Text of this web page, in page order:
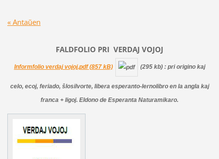
« Antaŭen
FALDFOLIO PRI VERDAJ VOJOJ
Informfolio verdaj vojoj.pdf (857 kB) (295 kb) : pri origino kaj
celo, ecoj, feriado, ŝlosilvorte, libera esperanto-lernolibro en la angla kaj
franca + ligoj. Eldono de Esperanta Naturamikaro.